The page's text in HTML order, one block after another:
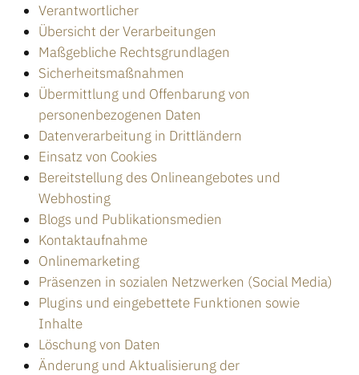
Verantwortlicher
Übersicht der Verarbeitungen
Maßgebliche Rechtsgrundlagen
Sicherheitsmaßnahmen
Übermittlung und Offenbarung von
personenbezogenen Daten
Datenverarbeitung in Drittländern
Einsatz von Cookies
Bereitstellung des Onlineangebotes und
Webhosting
Blogs und Publikationsmedien
Kontaktaufnahme
Onlinemarketing
Präsenzen in sozialen Netzwerken (Social Media)
Plugins und eingebettete Funktionen sowie
Inhalte
Löschung von Daten
Änderung und Aktualisierung der